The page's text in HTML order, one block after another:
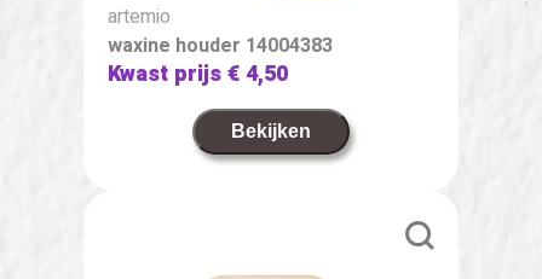
artemio
waxine houder 14004383
Kwast prijs€ 4,50
Bekijken